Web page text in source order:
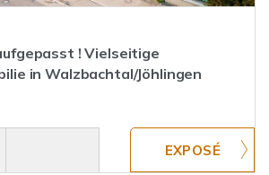
! Vielseitige
in Walzbachtal/Jöhlingen